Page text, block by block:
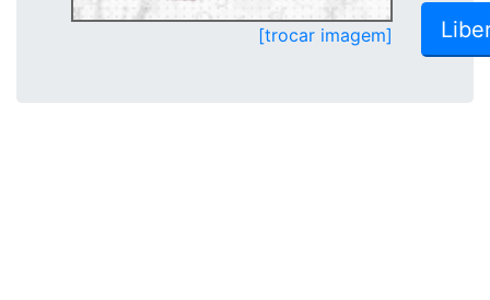
[trocar imagem]